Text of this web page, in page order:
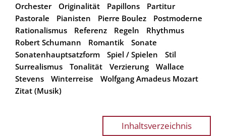
Orchester
Originalität Papillons
Partitur
Pastorale
Pianisten Pierre Boulez
Postmoderne
Rationalismus
Referenz Regeln
Rhythmus
Robert Schumann
Romantik
Sonate
Sonatenhauptsatzform
Spiel / Spielen
Stil
Surrealismus
Tonalität Verzierung
Wallace
Stevens
Winterreise
Wolfgang Amadeus Mozart
Zitat (Musik)
Inhaltsverzeichnis